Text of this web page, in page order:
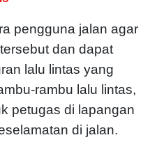
pengguna jalan agar
dan dapat
lalu lintas yang
rambu lalu lintas,
petugas di lapangan
di jalan.